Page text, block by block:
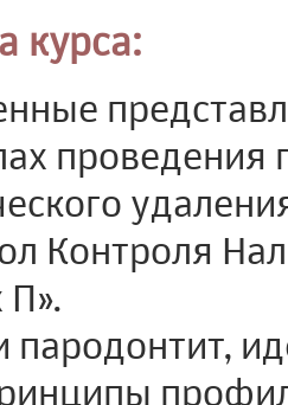
курса:
проведения
Контроля
П».
пародонтит,